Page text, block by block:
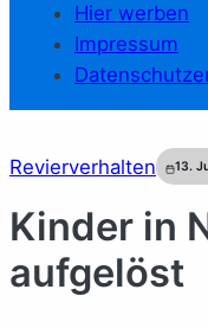
Hier werben
Impressum
Revierverhalten 13.
Kinder in
aufgelöst